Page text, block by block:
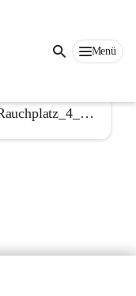
Menü
1574b1_Blumau_Hauptstra_e_10_Energieausweis
EA_Blumau-Neuri_hof_Anton-Rauchplatz_4_Gemeindeamt_Arztpraxis_St_U